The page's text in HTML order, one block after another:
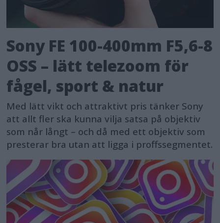
Sony FE 100-400mm F5,6-8
OSS – lätt telezoom för
fågel, sport & natur
Med lätt vikt och attraktivt pris tänker Sony
att allt fler ska kunna vilja satsa på objektiv
som når långt – och då med ett objektiv som
presterar bra utan att ligga i proffssegmentet.